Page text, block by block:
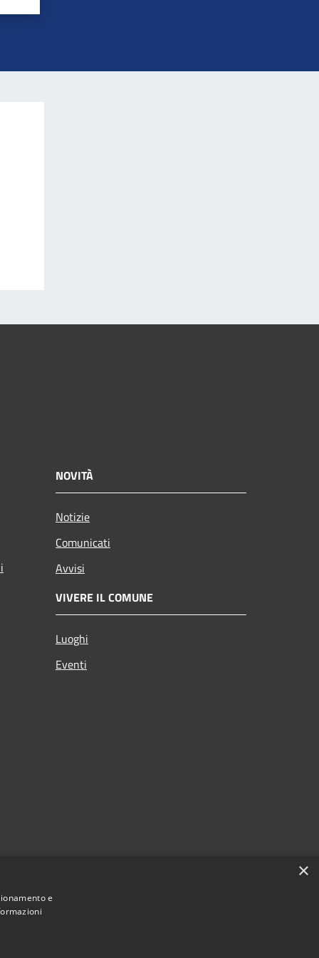
NOVITÀ
Notizie
Comunicati
Avvisi
VIVERE IL COMUNE
Luoghi
Eventi
×
e